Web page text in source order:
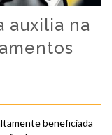
auxilia na
beneficiada